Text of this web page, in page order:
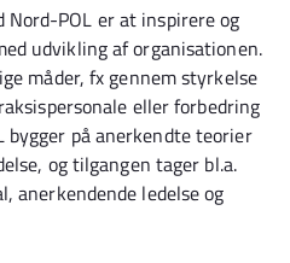
Nord-POL er at inspirere og
udvikling af organisationen.
måder, fx gennem styrkelse
eller forbedring
bygger på anerkendte teorier
og tilgangen tager bl.a.
anerkendende ledelse og